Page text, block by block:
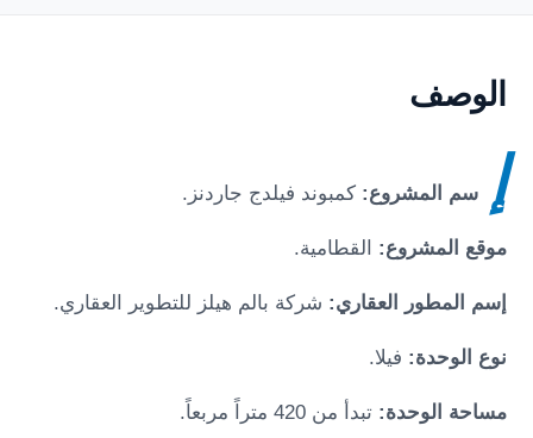
الوصف
إ سم المشروع:كمبوند فيلدج جاردنز .
موقع المشروع: القطامية.
إسم المطور العقاري: شركة بالم هيلز للتطوير العقاري.
نوع الوحدة: فيلا.
مساحة الوحدة:تبدأ من 420 متراً مربعاً.